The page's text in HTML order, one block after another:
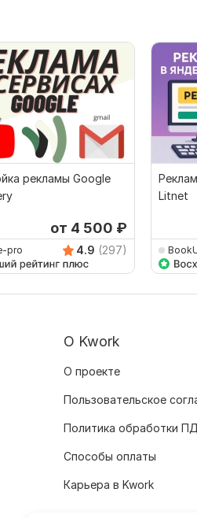
рекламы Google
от 4 500 ₽
pro 4.9 (297)
Litnet
О Kwork
О проекте
Пользовательское
Политика обработки ПД
Способы оплаты
Карьера в Kwork